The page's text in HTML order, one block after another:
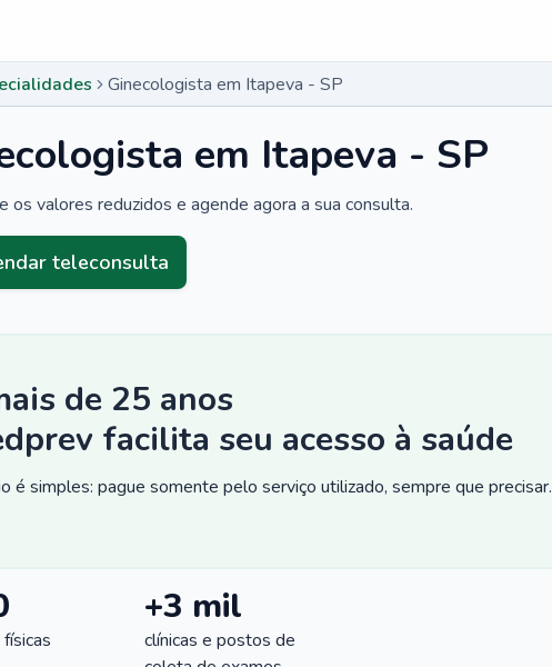
Ginecologista em Itapeva - SP
em Itapeva - SP
os valores reduzidos e agende agora a sua consulta.
teleconsulta
de 25 anos
facilita seu acesso à saúde
é simples: pague somente pelo serviço utilizado, sempre que precisar.
+3 mil
clínicas e postos de